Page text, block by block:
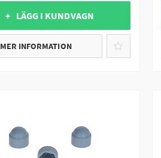
+ LÄGG I KUNDVAGN
MER INFORMATION